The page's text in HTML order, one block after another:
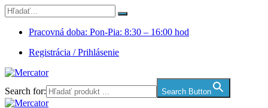
Pracovná doba: Pon-Pia: 8:30 – 16:00 hod
Registrácia / Prihlásenie
Search for: Search Button